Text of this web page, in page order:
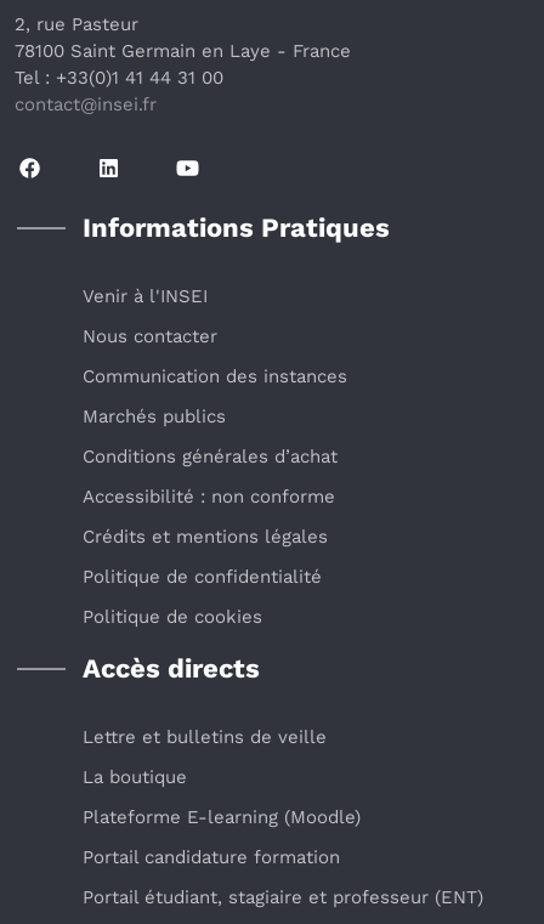
2, rue Pasteur
78100 Saint Germain en Laye - France
Tel : +33(0)1 41 44 31 00
contact@insei.fr
Informations Pratiques
Venir à l'INSEI
Nous contacter
Communication des instances
Marchés publics
Conditions générales d’achat
Accessibilité : non conforme
Crédits et mentions légales
Politique de confidentialité
Politique de cookies
Accès directs
Lettre et bulletins de veille
La boutique
Plateforme E-learning (Moodle)
Portail candidature formation
Portail étudiant, stagiaire et professeur (ENT)